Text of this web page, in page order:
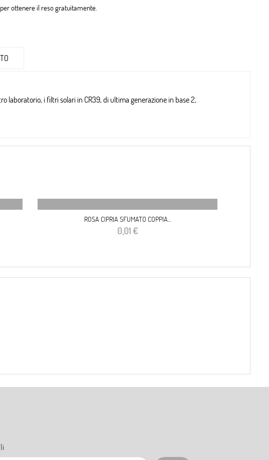
ottenere il reso gratuitamente.
laboratorio, i filtri solari in CR39, di ultima generazione in base 2,
ROSA CIPRIA SFUMATO COPPIA...
Prezzo
0,01 €